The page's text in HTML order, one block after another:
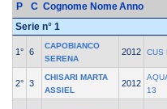
P C Cognome NomeAnno
Serie n° 1
1° 6
CAPOBIANCO
SERENA
2012 CUS
2° 3
CHISARI MARTA
ASSIEL
2012
13